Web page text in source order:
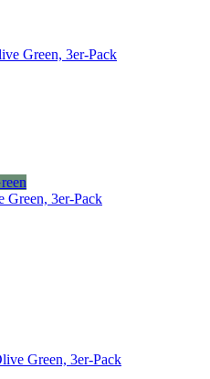
Green, 3er-Pack